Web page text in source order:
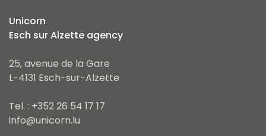
Unicorn
Esch sur Alzette agency
25, avenue de la Gare
L-4131 Esch-sur-Alzette
Tel. : +352 26 54 17 17
info@unicorn.lu